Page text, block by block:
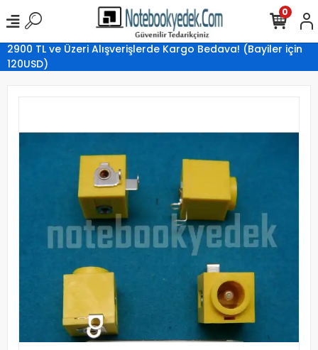
2900 TL ve Üzeri Alışverişlerde Kargo Bedava! (Bayiler için
120USD)
0